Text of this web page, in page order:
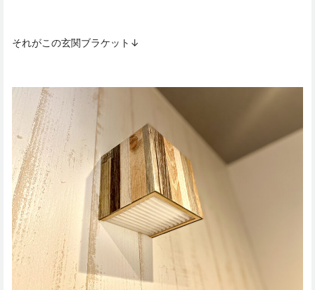
それがこの玄関ブラケット↓